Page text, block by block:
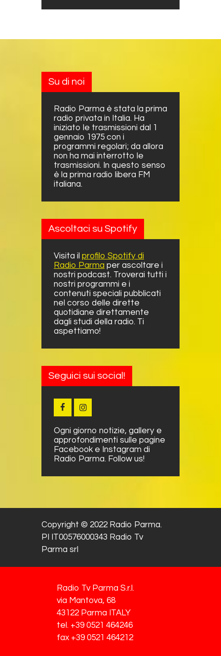
Su di noi
Radio Parma è stata la prima
radio privata in Italia. Ha
iniziato le trasmissioni dal 1
gennaio 1975 con i
programmi regolari; da allora
non ha mai interrotto le
trasmissioni. In questo senso
è la prima radio libera FM
italiana.
Ascoltaci su Spotify
Visita il profilo Spotify di
Radio Parma per ascoltare i
nostri podcast. Troverai tutti i
nostri programmi e i
contenuti speciali pubblicati
nel corso delle dirette
quotidiane direttamente
dagli studi della radio. Ti
aspettiamo!
Seguici sui social!
Ogni giorno notizie, gallery e
approfondimenti sulle pagine
Facebook e Instagram di
Radio Parma. Follow us!
Copyright © 2022 Radio Parma.
PI IT00576000343 Radio Tv
Parma srl
Radio Tv Parma S.r.l.
via Mantova, 68
43122 Parma ITALY
tel. +39 0521 464246
fax +39 0521 464212